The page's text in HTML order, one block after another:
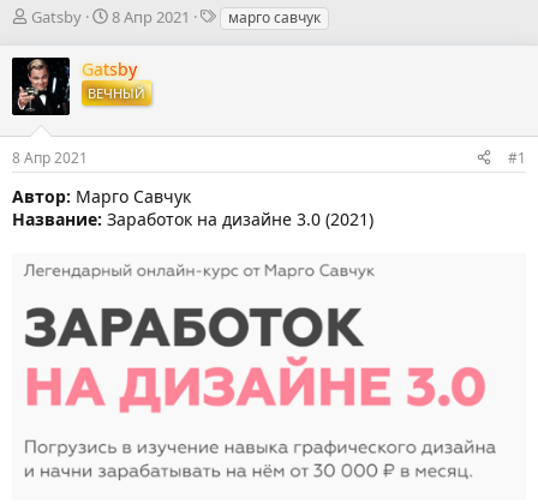
А
т
о
р
м
ы
Gatsby
Д
т
а
н
а
л
а
8 Апр 2021
Тмарго савчук
Gatsby
ВЕЧНЫЙ
8 Апр 2021 #1
Автор: Марго Савчук
Название: Заработок на дизайне 3.0 (2021)